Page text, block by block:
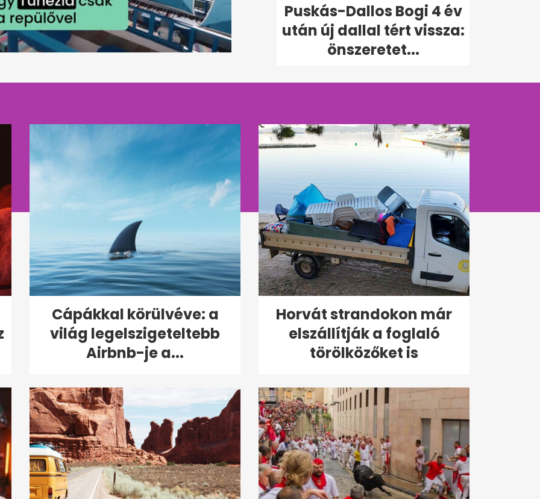
Puskás-Dallos Bogi 4 év
után új dallal tért vissza:
önszeretet...
Cápákkal körülvéve: a
világ legelszigeteltebb
Airbnb-je a...
Horvát strandokon már
elszállítják a foglaló
törölközőket is